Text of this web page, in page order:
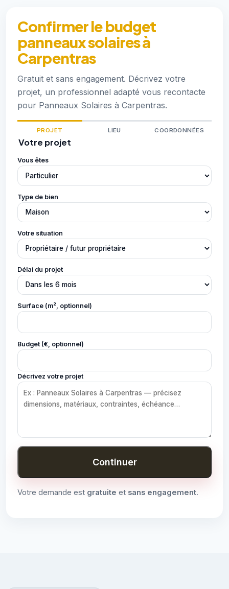
Confirmer le budget
panneaux solaires à
Carpentras
Gratuit et sans engagement. Décrivez votre
projet, un professionnel adapté vous recontacte
pour Panneaux Solaires à Carpentras.
PROJET LIEU COORDONNÉES
Votre projet
Vous êtes
Type de bien
Votre situation
Délai du projet
Surface (m², optionnel)
Budget (€, optionnel)
Décrivez votre projet
Continuer
Votre demande est gratuite et sans engagement.